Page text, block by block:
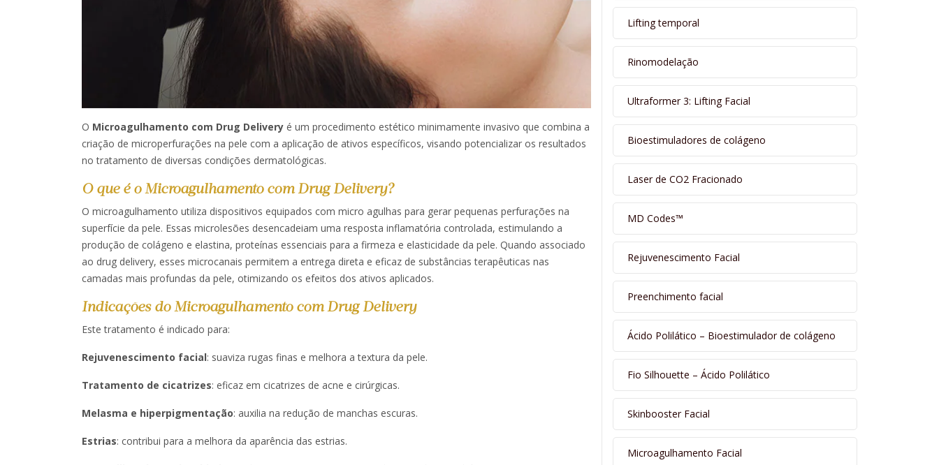
O Microagulhamento com Drug Delivery é um procedimento estético minimamente invasivo que combina a
criação de microperfurações na pele com a aplicação de ativos específicos, visando potencializar os resultados
no tratamento de diversas condições dermatológicas.
O que é o Microagulhamento com Drug Delivery?
O microagulhamento utiliza dispositivos equipados com micro agulhas para gerar pequenas perfurações na
superfície da pele. Essas microlesões desencadeiam uma resposta inflamatória controlada, estimulando a
produção de colágeno e elastina, proteínas essenciais para a firmeza e elasticidade da pele. Quando associado
ao drug delivery, esses microcanais permitem a entrega direta e eficaz de substâncias terapêuticas nas
camadas mais profundas da pele, otimizando os efeitos dos ativos aplicados. ​
Indicações do Microagulhamento com Drug Delivery
Este tratamento é indicado para:​
Rejuvenescimento facial: suaviza rugas finas e melhora a textura da pele.​
Tratamento de cicatrizes: eficaz em cicatrizes de acne e cirúrgicas.​
Melasma e hiperpigmentação: auxilia na redução de manchas escuras.
Estrias: contribui para a melhora da aparência das estrias.​
Lifting temporal
Rinomodelação
Ultraformer 3: Lifting Facial
Bioestimuladores de colágeno
Laser de CO2 Fracionado
MD Codes™
Rejuvenescimento Facial
Preenchimento facial
Ácido Polilático – Bioestimulador de colágeno
Fio Silhouette – Ácido Polilático
Skinbooster Facial
Microagulhamento Facial